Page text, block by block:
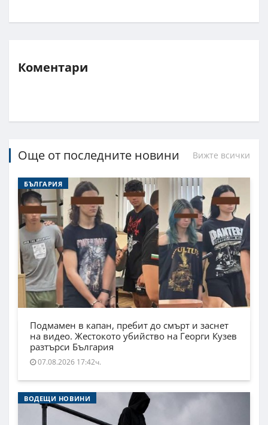
Коментари
Още от последните новини Вижте всички
БЪЛГАРИЯ
Подмамен в капан, пребит до смърт и заснет
на видео. Жестокото убийство на Георги Кузев
разтърси България
07.08.2026 17:42ч.
ВОДЕЩИ НОВИНИ